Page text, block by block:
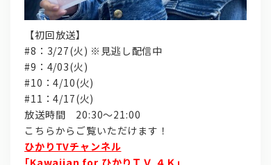
【初回放送】
#8：3/27(火) ※見逃し配信中
#9：4/03(火)
#10：4/10(火)
#11：4/17(火)
放送時間 20:30〜21:00
こちらからご覧いただけます！
ひかりTVチャンネル
｢Kawaiian for ひかりＴＶ ４Ｋ｣
lyrical school official web shop